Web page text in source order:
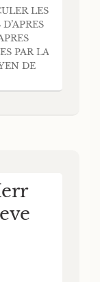
LES
PAR LA
DE
DE